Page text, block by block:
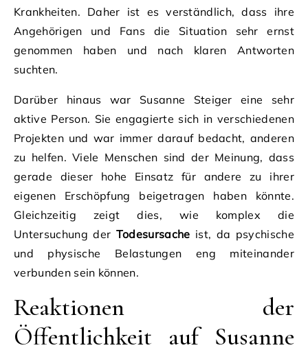
Krankheiten. Daher ist es verständlich, dass ihre
Angehörigen und Fans die Situation sehr ernst
genommen haben und nach klaren Antworten
suchten.
Darüber hinaus war Susanne Steiger eine sehr
aktive Person. Sie engagierte sich in verschiedenen
Projekten und war immer darauf bedacht, anderen
zu helfen. Viele Menschen sind der Meinung, dass
gerade dieser hohe Einsatz für andere zu ihrer
eigenen Erschöpfung beigetragen haben könnte.
Gleichzeitig zeigt dies, wie komplex die
Untersuchung der Todesursache ist, da psychische
und physische Belastungen eng miteinander
verbunden sein können.
Reaktionen der
Öffentlichkeit auf Susanne